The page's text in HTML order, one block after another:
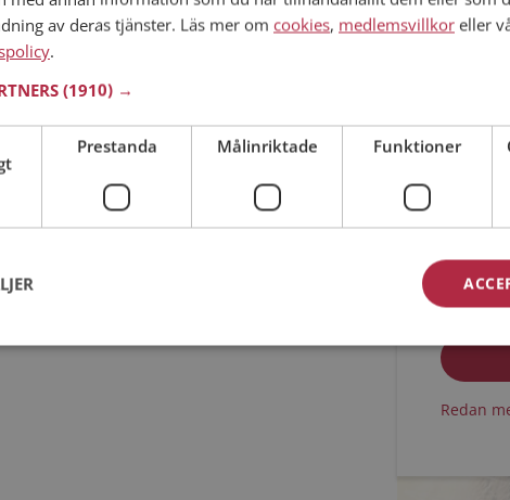
Jag är en:
Jag
Jag
Redan
av deras tjänster. Läs mer om cookies, medlemsvillkor eller
.
(1910) →
Prestanda Målinriktade Funktioner